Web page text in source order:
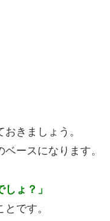
きましょう。
ースになります。
ょ？」
です。